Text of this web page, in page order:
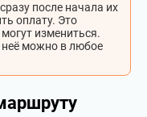
после начала их
оплату. Это
измениться.
неё можно в любое